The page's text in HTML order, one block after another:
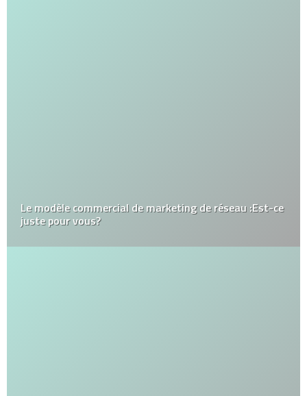
Le modèle commercial de marketing de réseau :Est-ce
juste pour vous?